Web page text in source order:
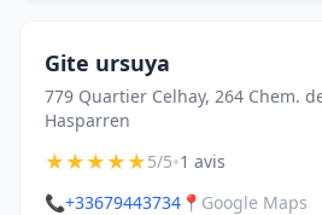
Gite ursuya
779 Quartier Celhay, 264 Chem.
Hasparren
★★★★★5/5•1 avis
📞+33679443734 📍 Google Maps